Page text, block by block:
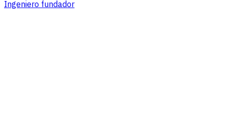
Ingeniero fundador
Resumen Problemas de sesión